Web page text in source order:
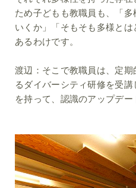
ため子どもも教職員も、「
いくか」「そもそも多様と
あるわけです。
渡辺： そこで教職員は、定
るダイバーシティ研修を受
を持って、認識のアップデー